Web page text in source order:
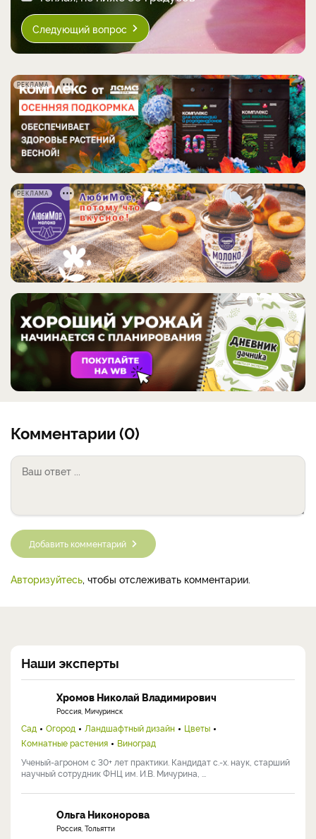
Следующий вопрос
РЕКЛАМА
РЕКЛАМА
Комментарии (0)
Добавить комментарий
Авторизуйтесь, чтобы отслеживать комментарии.
Наши эксперты
Хромов Николай Владимирович
Россия, Мичуринск
Сад Огород Ландшафтный дизайн
Цветы
Комнатные растения
Виноград
Ученый-агроном с 30+ лет практики. Кандидат с.-х. наук, старший
научный сотрудник ФНЦ им. И.В. Мичурина, ...
Ольга Никонорова
Россия, Тольятти